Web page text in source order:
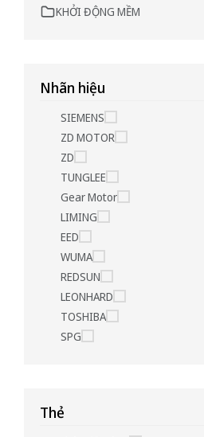
KHỞI ĐỘNG MỀM
Nhãn hiệu
SIEMENS
ZD MOTOR
ZD
TUNGLEE
Gear Motor
LIMING
EED
WUMA
REDSUN
LEONHARD
TOSHIBA
SPG
Thẻ